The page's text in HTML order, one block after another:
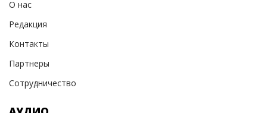
О нас
Редакция
Контакты
Партнеры
Сотрудничество